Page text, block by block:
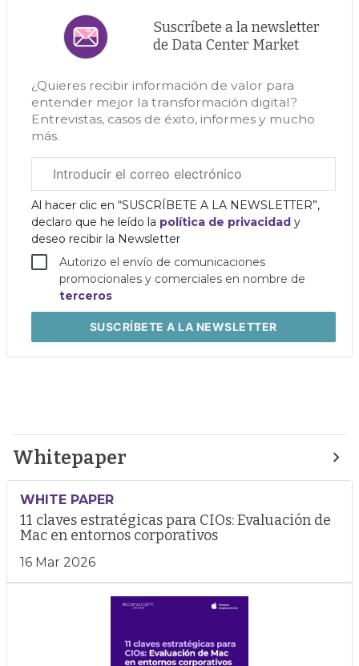
Suscríbete a la newsletter
de Data Center Market
¿Quieres recibir información de valor para
entender mejor la transformación digital?
Entrevistas, casos de éxito, informes y mucho
más.
electrónico
corporativo
Al hacer clic en “SUSCRÍBETE A LA NEWSLETTER”,
declaro que he leído la política de privacidad y
deseo recibir la Newsletter
Autorizo el envío de comunicaciones
promocionales y comerciales en nombre de
terceros
SUSCRÍBETEA LA NEWSLETTER
Whitepaper
WHITE PAPER
11 claves estratégicas para CIOs: Evaluación de
Mac en entornos corporativos
16 Mar 2026